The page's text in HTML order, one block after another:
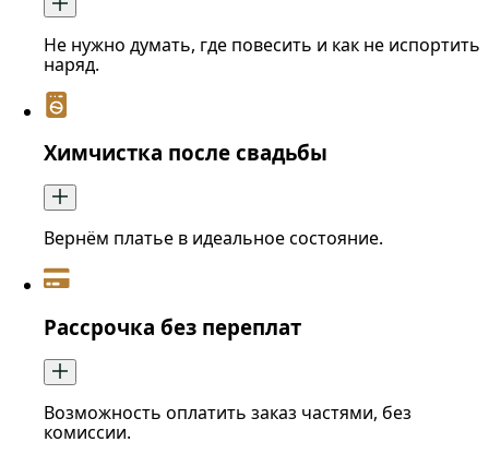
Не нужно думать, где повесить и как не испортить
наряд.
Химчистка после свадьбы
Вернём платье в идеальное состояние.
Рассрочка без переплат
Возможность оплатить заказ частями, без
комиссии.